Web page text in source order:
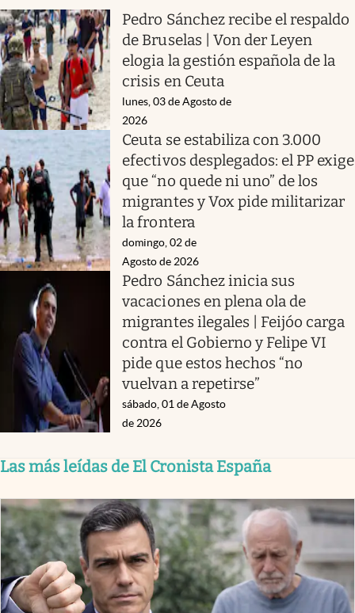
Pedro Sánchez recibe el respaldo
de Bruselas | Von der Leyen
elogia la gestión española de la
crisis en Ceuta
lunes, 03 de Agosto de
2026
Ceuta se estabiliza con 3.000
efectivos desplegados: el PP exige
que “no quede ni uno” de los
migrantes y Vox pide militarizar
la frontera
domingo, 02 de
Agosto de 2026
Pedro Sánchez inicia sus
vacaciones en plena ola de
migrantes ilegales | Feijóo carga
contra el Gobierno y Felipe VI
pide que estos hechos “no
vuelvan a repetirse”
sábado, 01 de Agosto
de 2026
Las más leídas de El Cronista España